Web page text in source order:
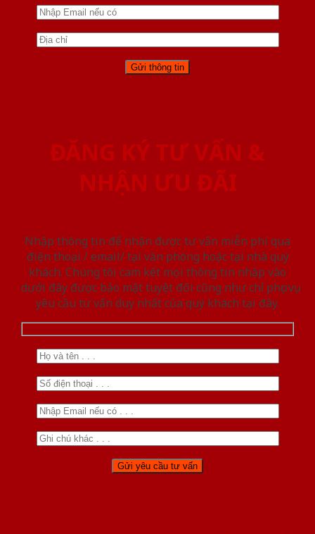
ĐĂNG KÝ TƯ VẤN &
NHẬN ƯU ĐÃI
Nhập thông tin để nhận được tư vấn miễn phí qua
điện thoại / email/ tại văn phòng hoặc tại nhà quý
khách. Chúng tôi cam kết mọi thông tin nhập vào
dưới đây được bảo mật tuyệt đối cũng như chỉ phục vụ
yêu cầu tư vấn duy nhất của quý khách tại đây.